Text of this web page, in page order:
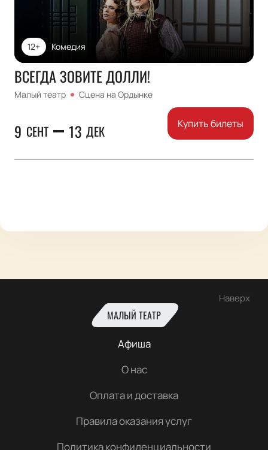
Комедия
12+
ВСЕГДА ЗОВИТЕ ДОЛЛИ!
Малый театр Сцена на Ордынке
9 СЕНТ 13 ДЕК Купить билеты
Наверх
МАЛЫЙ ТЕАТР
Афиша
О нас
Оплата и доставка
Правила оказания услуг
Политика конфиденциальности